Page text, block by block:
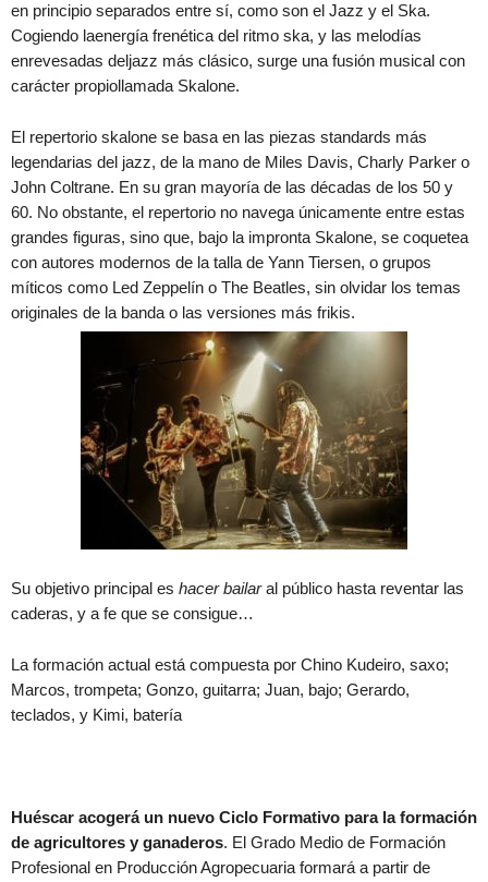
en principio separados entre sí, como son el Jazz y el Ska.
Cogiendo laenergía frenética del ritmo ska, y las melodías
enrevesadas deljazz más clásico, surge una fusión musical con
carácter propiollamada Skalone.
El repertorio skalone se basa en las piezas standards más
legendarias del jazz, de la mano de Miles Davis, Charly Parker o
John Coltrane. En su gran mayoría de las décadas de los 50 y
60. No obstante, el repertorio no navega únicamente entre estas
grandes figuras, sino que, bajo la impronta Skalone, se coquetea
con autores modernos de la talla de Yann Tiersen, o grupos
míticos como Led Zeppelín o The Beatles, sin olvidar los temas
originales de la banda o las versiones más frikis.
Su objetivo principal es hacer bailaral público hasta reventar las
caderas, y a fe que se consigue…
La formación actual está compuesta por Chino Kudeiro, saxo;
Marcos, trompeta; Gonzo, guitarra; Juan, bajo; Gerardo,
teclados, y Kimi, batería
Huéscar acogerá un nuevo Ciclo Formativo para la formación
de agricultores y ganaderos. El Grado Medio de Formación
Profesional en Producción Agropecuaria formará a partir de